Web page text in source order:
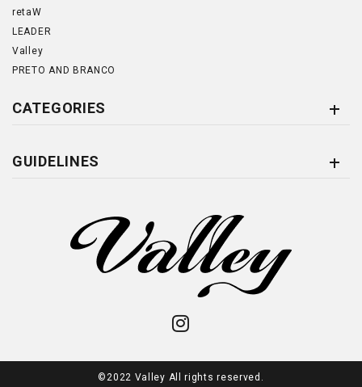
retaW
LEADER
Valley
PRETO AND BRANCO
CATEGORIES
GUIDELINES
©2022 Valley All rights reserved.